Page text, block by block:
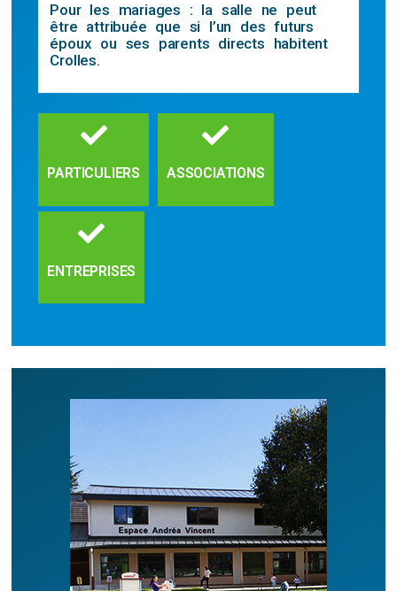
Pour les mariages : la salle ne peut
être attribuée que si l’un des futurs
époux ou ses parents directs habitent
Crolles.
PARTICULIERS ASSOCIATIONS
ENTREPRISES